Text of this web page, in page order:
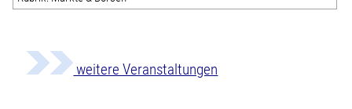
weitere Veranstaltungen